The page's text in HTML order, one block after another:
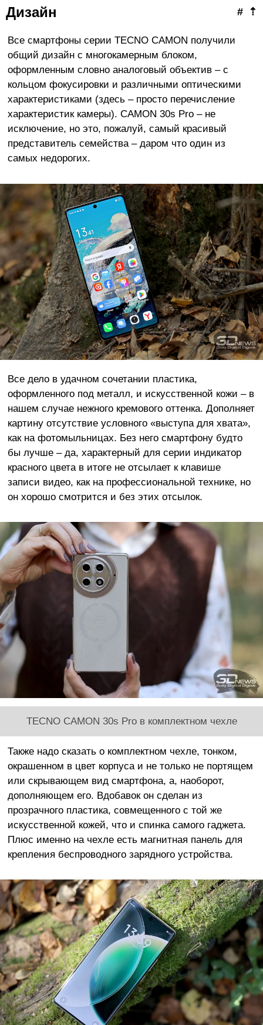
⇡
#
Дизайн
Все смартфоны серии TECNO CAMON получили
общий дизайн с многокамерным блоком,
оформленным словно аналоговый объектив – с
кольцом фокусировки и различными оптическими
характеристиками (здесь – просто перечисление
характеристик камеры). CAMON 30s Pro – не
исключение, но это, пожалуй, самый красивый
представитель семейства – даром что один из
самых недорогих.
Все дело в удачном сочетании пластика,
оформленного под металл, и искусственной кожи – в
нашем случае нежного кремового оттенка. Дополняет
картину отсутствие условного «выступа для хвата»,
как на фотомыльницах. Без него смартфону будто
бы лучше – да, характерный для серии индикатор
красного цвета в итоге не отсылает к клавише
записи видео, как на профессиональной технике, но
он хорошо смотрится и без этих отсылок.
TECNO CAMON 30s Pro в комплектном чехле
Также надо сказать о комплектном чехле, тонком,
окрашенном в цвет корпуса и не только не портящем
или скрывающем вид смартфона, а, наоборот,
дополняющем его. Вдобавок он сделан из
прозрачного пластика, совмещенного с той же
искусственной кожей, что и спинка самого гаджета.
Плюс именно на чехле есть магнитная панель для
крепления беспроводного зарядного устройства.